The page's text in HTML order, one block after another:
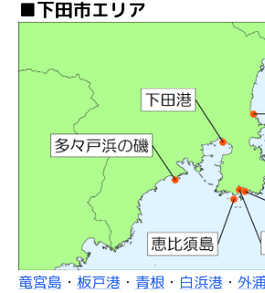
■下田市エリア
竜宮島 ・ 板戸港 ・ 青根 ・ 白浜港 ・ 外